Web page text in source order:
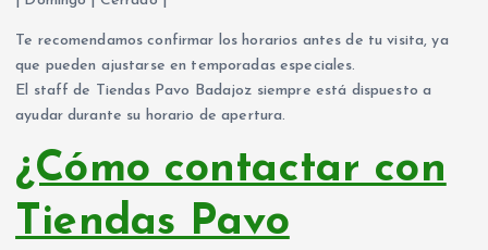
Te recomendamos confirmar los horarios antes de tu visita, ya
que pueden ajustarse en temporadas especiales.
El staff de Tiendas Pavo Badajoz siempre está dispuesto a
ayudar durante su horario de apertura.
¿Cómo contactar con
Tiendas Pavo